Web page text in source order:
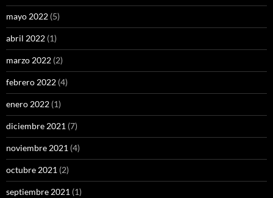
mayo 2022 (5)
abril 2022 (1)
marzo 2022 (2)
febrero 2022 (4)
enero 2022 (1)
diciembre 2021 (7)
noviembre 2021 (4)
octubre 2021 (2)
septiembre 2021 (1)